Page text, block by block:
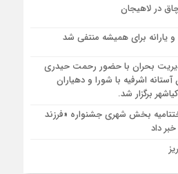
پیکر مطهر آقای شهید ایران – مشهد
شهید ایران – مشهد
حاضر در میدان ثورهالعشرین نجف
در لاهیجان
یارانه برای همیشه منتفی شد
بحران با حضور رحمت حیدری
آستانه اشرفیه با شورا و دهیاران
برگزار شد.
بخش شهری جشنواره «فرزند
داد